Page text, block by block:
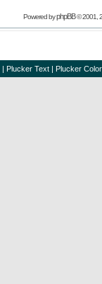
Powered byphpBB© 2001,
| Plucker Text | Plucker Color